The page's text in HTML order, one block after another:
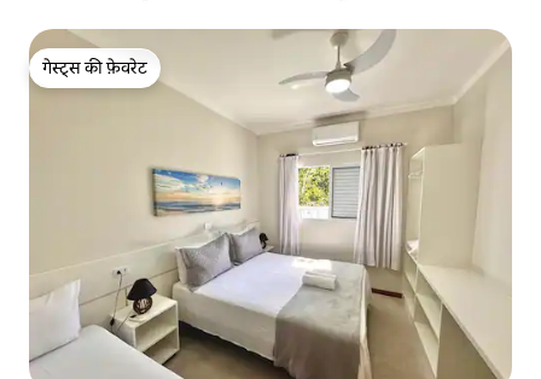
गेस्ट्स की फ़ेवरेट
गेस्ट्स की फ़ेवरेट